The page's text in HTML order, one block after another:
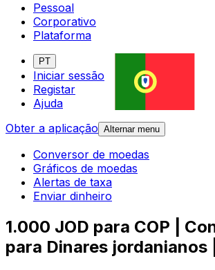
Pessoal
Corporativo
Plataforma
PT
Iniciar sessão
Registar
Ajuda
Obter a aplicação Alternar menu
Conversor de moedas
Gráficos de moedas
Alertas de taxa
Enviar dinheiro
1.000 JOD para COP |
para Dinares jordanianos